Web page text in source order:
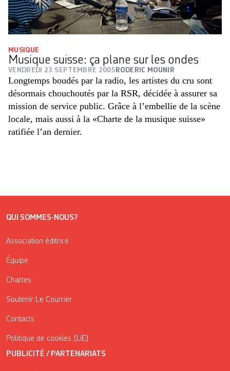
MUSIQUE
Musique suisse: ça plane sur les ondes
VENDREDI 23 SEPTEMBRE 2005 RODERIC MOUNIR
Longtemps boudés par la radio, les artistes du cru sont
désormais chouchoutés par la RSR, décidée à assurer sa
mission de service public. Grâce à l’embellie de la scène
locale, mais aussi à la «Charte de la musique suisse»
ratifiée l’an dernier.
QUI SOMMES-NOUS?
Association éditrice
Équipe
Chartes
Soutenir Le Courrier
Contacts
Politique de cookies (UE)
PUBLICITÉ / PARTENARIATS